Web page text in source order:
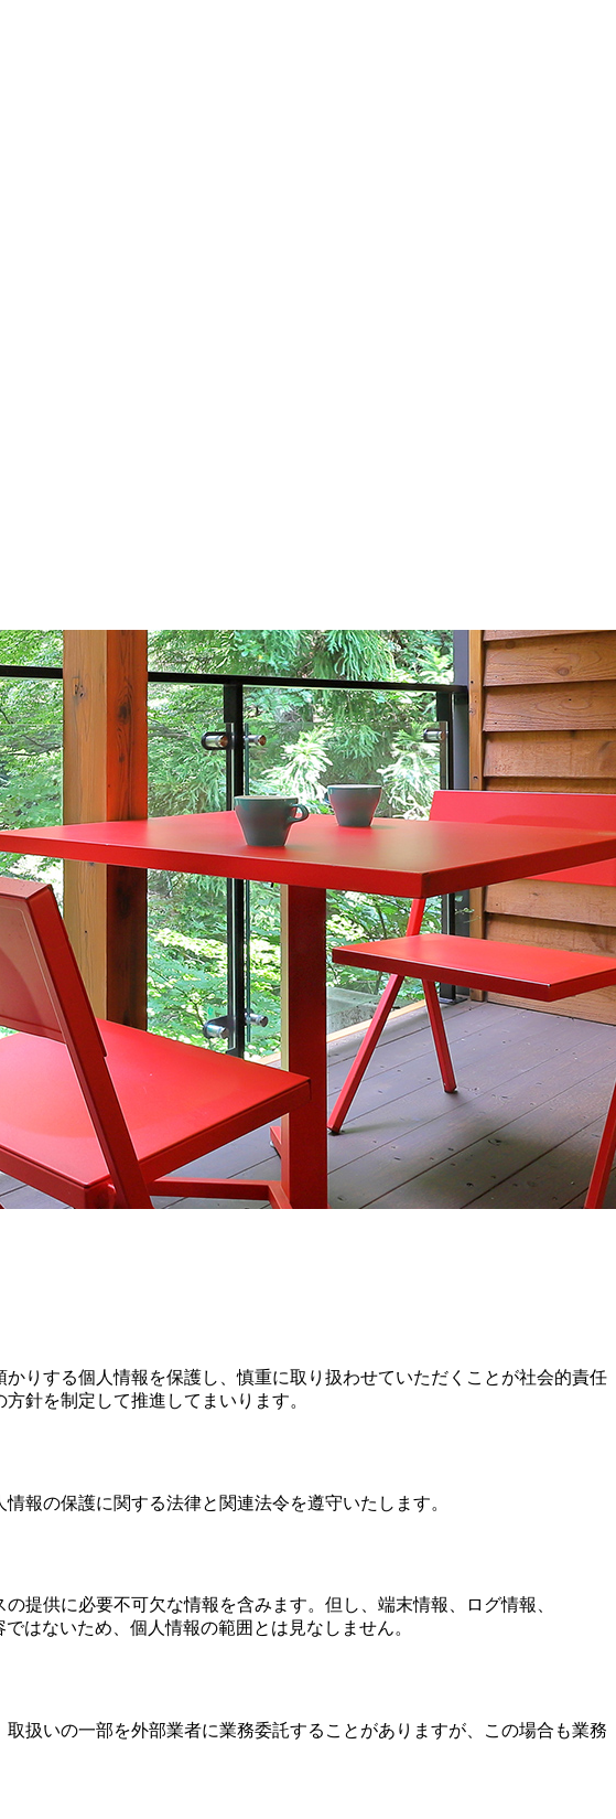
りする個人情報を保護し、慎重に取り扱わせていただくことが社会的責任
針を制定して推進してまいります。
報の保護に関する法律と関連法令を遵守いたします。
提供に必要不可欠な情報を含みます。但し、端末情報、ログ情報、
はないため、個人情報の範囲とは見なしません。
扱いの一部を外部業者に業務委託することがありますが、この場合も業務